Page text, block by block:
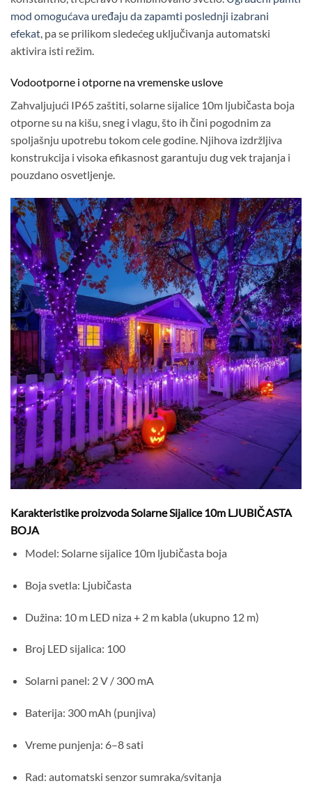
mod omogućava uređaju da zapamti poslednji izabrani
efekat , pa se prilikom sledećeg uključivanja automatski
aktivira isti režim.
Vodootporne i otporne na vremenske uslove
Zahvaljujući IP65 zaštiti, solarne sijalice 10m ljubičasta boja
otporne su na kišu, sneg i vlagu, što ih čini pogodnim za
spoljašnju upotrebu tokom cele godine. Njihova izdržljiva
konstrukcija i visoka efikasnost garantuju dug vek trajanja i
pouzdano osvetljenje.
Karakteristike proizvoda Solarne Sijalice 10m LJUBIČASTA
BOJA
Model: Solarne sijalice 10m ljubičasta boja
Boja svetla: Ljubičasta
Dužina: 10 m LED niza + 2 m kabla (ukupno 12 m)
Broj LED sijalica: 100
Solarni panel: 2 V / 300 mA
Baterija: 300 mAh (punjiva)
Vreme punjenja: 6–8 sati
Rad: automatski senzor sumraka/svitanja